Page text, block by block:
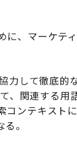
に、マーケテ
力して徹底的
関連する用
コンテキスト
。